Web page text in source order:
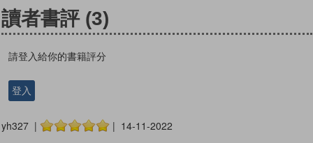
讀者書評 (3)
請登入給你的書籍評分
登入
yh327 | | 14-11-2022